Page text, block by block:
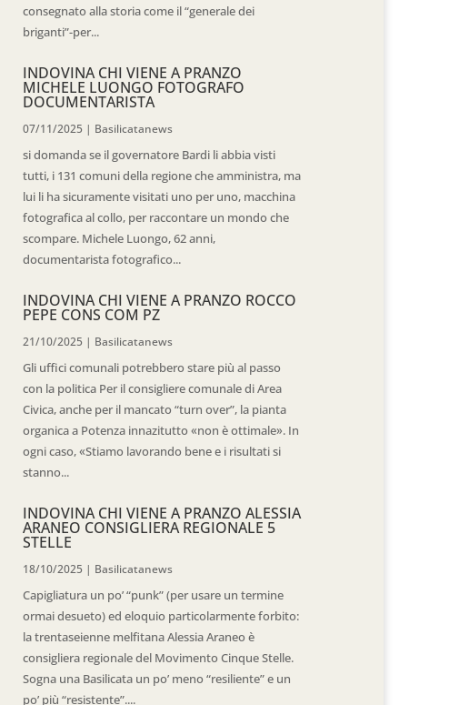
consegnato alla storia come il “generale dei
briganti”-per...
INDOVINA CHI VIENE A PRANZO
MICHELE LUONGO FOTOGRAFO
DOCUMENTARISTA
07/11/2025 | Basilicatanews
si domanda se il governatore Bardi li abbia visti
tutti, i 131 comuni della regione che amministra, ma
lui li ha sicuramente visitati uno per uno, macchina
fotografica al collo, per raccontare un mondo che
scompare. Michele Luongo, 62 anni,
documentarista fotografico...
INDOVINA CHI VIENE A PRANZO ROCCO
PEPE CONS COM PZ
21/10/2025 | Basilicatanews
Gli uffici comunali potrebbero stare più al passo
con la politica Per il consigliere comunale di Area
Civica, anche per il mancato “turn over”, la pianta
organica a Potenza innazitutto «non è ottimale». In
ogni caso, «Stiamo lavorando bene e i risultati si
stanno...
INDOVINA CHI VIENE A PRANZO ALESSIA
ARANEO CONSIGLIERA REGIONALE 5
STELLE
18/10/2025 | Basilicatanews
Capigliatura un po’ “punk” (per usare un termine
ormai desueto) ed eloquio particolarmente forbito:
la trentaseienne melfitana Alessia Araneo è
consigliera regionale del Movimento Cinque Stelle.
Sogna una Basilicata un po’ meno “resiliente” e un
po’ più “resistente”....